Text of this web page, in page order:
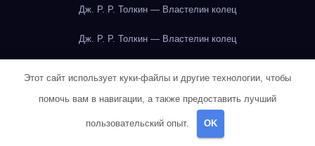
Дж. Р. Р. Толкин — Властелин колец
Дж. Р. Р. Толкин — Властелин колец
Дж. Р. Р. Толкин — Властелин колец
Дж. Р. Р. Толкин — Властелин колец
Этот сайт использует куки-файлы и другие технологии, чтобы
помочь вам в навигации, а также предоставить лучший
пользовательский опыт. OK